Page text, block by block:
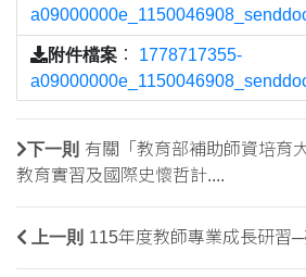
附件檔案 ： 1778717355-
下一則 有關「教育部補助師資培育
教育實習及國際史懷哲計....
上一則 115年度教師專業成長研習